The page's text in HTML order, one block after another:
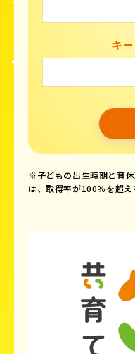
キ
※子どもの出生時期と育
は、取得率が100％を超え